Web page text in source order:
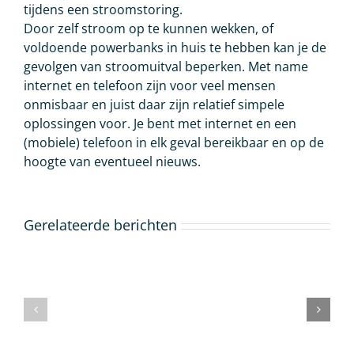
tijdens een stroomstoring.
Door zelf stroom op te kunnen wekken, of
voldoende powerbanks in huis te hebben kan je de
gevolgen van stroomuitval beperken. Met name
internet en telefoon zijn voor veel mensen
onmisbaar en juist daar zijn relatief simpele
oplossingen voor. Je bent met internet en een
(mobiele) telefoon in elk geval bereikbaar en op de
hoogte van eventueel nieuws.
Gerelateerde berichten